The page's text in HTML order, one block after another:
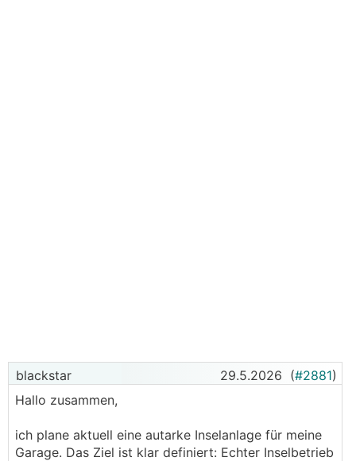
blackstar 29.5.2026 (#2881)
Hallo zusammen,
ich plane aktuell eine autarke Inselanlage für meine
Garage. Das Ziel ist klar definiert: Echter Inselbetrieb